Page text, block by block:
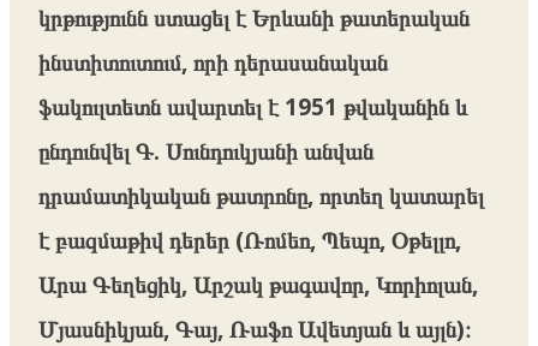
կրթությունն ստացել է Երևանի թատերական
ինստիտուտում, որի դերասանական
ֆակուլտետն ավարտել է 1951 թվականին և
ընդունվել Գ. Սունդուկյանի անվան
դրամատիկական թատրոնը, որտեղ կատարել
է բազմաթիվ դերեր (Ռոմեո, Պեպո, Օթելլո,
Արա Գեղեցիկ, Արշակ թագավոր, Կորիոլան,
Մյասնիկյան, Գայ, Ռաֆո Ավետյան և այլն)։